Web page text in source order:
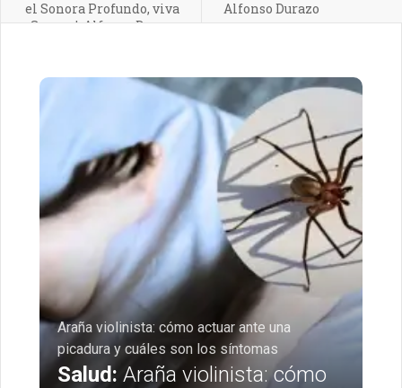
el Sonora Profundo, viva
Sonora!: Alfonso Durazo
Alfonso Durazo
Araña violinista: cómo actuar ante una
picadura y cuáles son los síntomas
Salud: Araña violinista: cómo